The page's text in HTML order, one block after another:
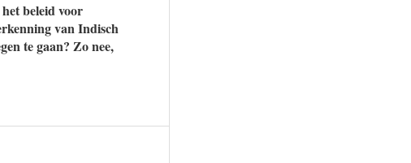
beleid voor
van Indisch
te gaan? Zo nee,